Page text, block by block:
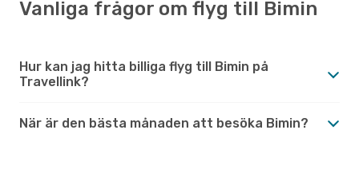
Vanliga frågor om flyg till Bimin
Hur kan jag hitta billiga flyg till Bimin på
Travellink?
När är den bästa månaden att besöka Bimin?